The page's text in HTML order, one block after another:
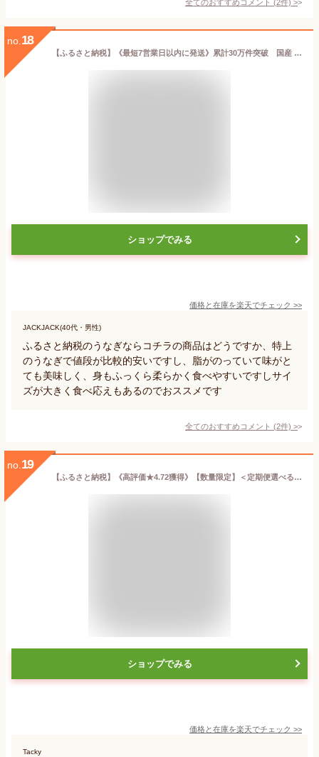
全てのおすすめコメント (2件) >
no. 18
【ふるさと納税】《最短7営業日以内に発送》累計30万件突破 国産 うなぎ 蒲焼 2尾 計400g〜3尾 計600g 選べる配送月 特大 特上 鰻 ウナギ 炭火焼き 宮崎産 鹿児島産 他九州産
ショップでみる
価格と在庫を楽天でチェック >>
JACKJACK(40代・男性)
ふるさと納税のうなぎならコチラの商品はどうですか、特上
のうなぎで値段が比較的安いですし、脂がのっていて味がと
ても美味しく、身もふっくら柔らかく食べやすいですしサイ
ズが大きく食べ応えもあるのでおススメです
全てのおすすめコメント (2件) >
no. 19
【ふるさと納税】《高評価★4.72獲得》【数量限定】＜定期便選べる＞東串良町のうなぎ蒲焼(無頭・タレ、山椒付)＜1尾～2尾 / 定期便・2尾×3回＞ ふるさと納税 うなぎ ふるさと ウナギ 鰻 蒲焼き 定期便 国産 九州産 鹿児島県産 人気 ランキング おすすめ 【アクアおおすみ】
ショップでみる
価格と在庫を楽天でチェック >>
Tacky